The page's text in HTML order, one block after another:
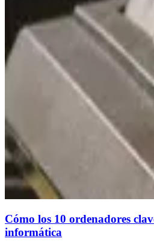
Cómo los 10 ordenadores
informática